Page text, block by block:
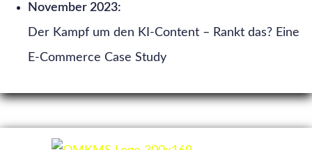
November 2023:
Der Kampf um den KI-Content – Rankt das? Eine
E-Commerce Case Study